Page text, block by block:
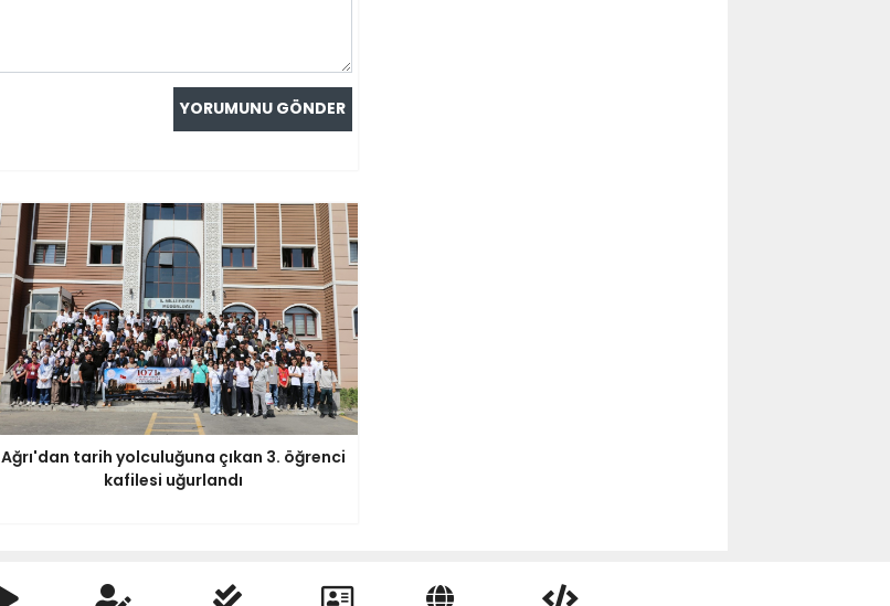
Ağrı'dan tarih yolculuğuna çıkan 3. öğrenci
kafilesi uğurlandı